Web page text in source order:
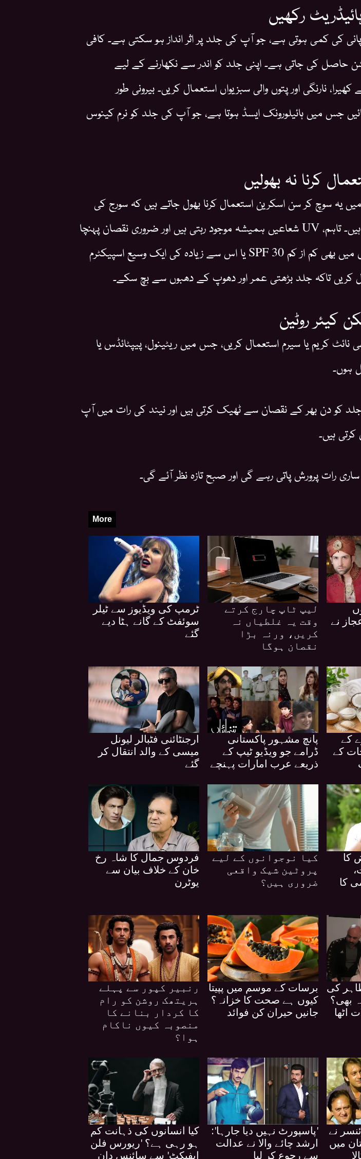
رکھیں
پانی کی کمی ہوتی ہے، جو آپ کی جلد پر اثر انداز ہو سکتی ہے۔ کافی
حاصل کی جاتی ہے۔ اپنی جلد کو اندر سے نکھارنے کے لیے
نارنگی اور پتوں والی سبزیواں استعمال کریں۔ بیرونی طور
جس میں ہائیلورونک ایسڈ ہوتا ہے، جو آپ کی جلد کو نرم کینوس
کرنا نہ بھولیں
یہ سوچ کر سن اسکرین استعمال کرنا بھول جاتے ہیں کہ سورج کی
شعاعیں کم نقصان دہ ہیں۔ تاہم، UV شعاعیں ہمیشہ موجود رہتی ہیں اور ضروری نقصان پہنچا
سکتی ہیں۔ ابر آلود دنوں میں بھی کم از کم SPF 30 یا اس سے زیادہ کی ایک وسیع اسپیکٹرم
کریں تاکہ جلد بڑھتی عمر اور دھوپ کے دھبوں سے بچ سکے۔
کیئر روٹین
کریم یا سیرم استعمال کریں، جس میں ریٹینول، پیپٹائڈس یا
ہوں۔
کو دن بھر کے نقصان سے ٹھیک کرتی ہیں اور نیند کی رات میں آپ
ہیں۔
رات پرورش پاتی رہے گی اور صبح تازہ نظر آئے گی۔
More
ٹرمپ کی ویڈیوز سے ٹیلر
سوئفٹ کے گانے ہٹا دیے
گئے
لیپ ٹاپ چارج کرتے
وقت یہ غلطیاں نہ
کریں، ورنہ بڑا
نقصان ہوگا
نے
ارجنٹائنی فٹبالر لیونل
میسی کے والد انتقال کر
گئے
پانچ مشہور پاکستانی
ڈرامے جو ویڈیو ٹیپ کے
ذریعے عرب امارات پہنچے
کے
کے
فردوس جمال کا شاہ رخ
خان کے خلاف بیان سے
یوٹرن
کیا نوجوانوں کے لیے
پروٹین شیک واقعی
ضروری ہیں؟
کا
کا
رنبیر کپور سے پہلے
ہریتھک روشن کو رام
کا کردار بنانے کا
منصوبہ کیوں ناکام
ہوا؟
برسات کے موسم میں پپیتا
کیوں ہے صحت کا خزانہ؟
جانیں حیران کن فوائد
کی
بھی؟
اٹھا
کیا انسانوں کی ذہانت کم
ہو رہی ہے؟ 'ریورس فلن
ایفیکٹ' سے سائنس دان
'پاسپورٹ نہیں دیا جارہا':
ارشد چائے والا نے عدالت
سے رجوع کر لیا
نے
میں